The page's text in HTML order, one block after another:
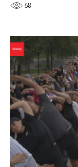
68